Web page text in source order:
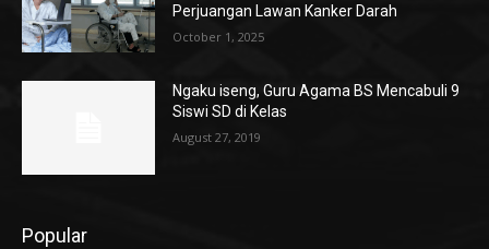
Perjuangan Lawan Kanker Darah
October 1, 2025
Ngaku iseng, Guru Agama BS Mencabuli 9
Siswi SD di Kelas
August 27, 2019
Popular